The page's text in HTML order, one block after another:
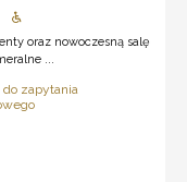
oraz nowoczesną salę
...